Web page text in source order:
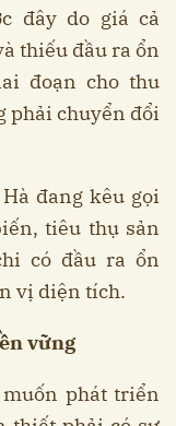
đây do giá cả
thiếu đầu ra ổn
đoạn cho thu
phải chuyển đổi
đang kêu gọi
tiêu thụ sản
có đầu ra ổn
vị diện tích.
vững
phát triển